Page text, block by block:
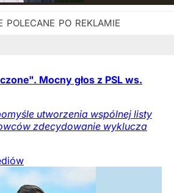
Mocny głos z PSL ws.
utworzenia wspólnej listy
zdecydowanie wyklucza